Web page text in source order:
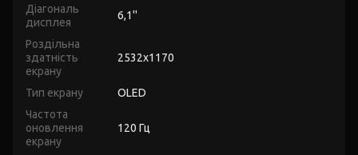
Діагональ
дисплея
6,1''
Роздільна
здатність
екрану
2532x1170
Тип екрану
OLED
Частота
оновлення
екрану
120 Гц